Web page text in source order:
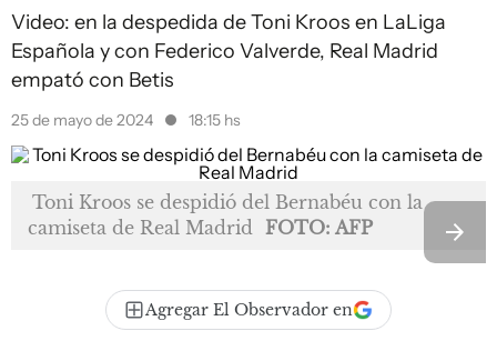
Video: en la despedida de Toni Kroos en LaLiga
Española y con Federico Valverde, Real Madrid
empató con Betis
25 de mayo de 2024 18:15 hs
Toni Kroos se despidió del Bernabéu con la
camiseta de Real Madrid FOTO: AFP
Agregar El Observador en